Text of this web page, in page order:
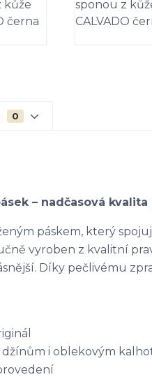
0
– nadčasová
páskem, který
vyroben z kvalitní
Díky pečlivému
džínům i oblekovým